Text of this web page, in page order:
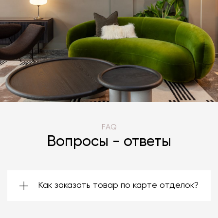
FAQ
Вопросы - ответы
Как заказать товар по карте отделок?